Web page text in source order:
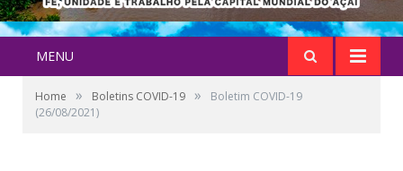
MENU
Home » Boletins COVID-19 »
Boletim COVID-19
(26/08/2021)